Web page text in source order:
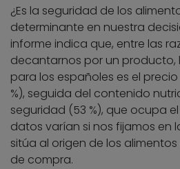
¿Es la seguridad de los
determinante en nuestra
informe indica que, entre las
decantarnos por un producto,
para los españoles es el
%), seguida del contenido
seguridad (53 %), que ocupa
datos varían si nos fijamos en
sitúa al origen de los
de compra.